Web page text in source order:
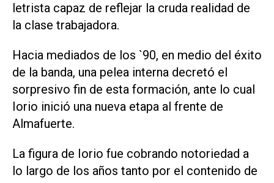
letrista capaz de reflejar la cruda realidad de
la clase trabajadora.
Hacia mediados de los `90, en medio del éxito
de la banda, una pelea interna decretó el
sorpresivo fin de esta formación, ante lo cual
Iorio inició una nueva etapa al frente de
Almafuerte.
La figura de Iorio fue cobrando notoriedad a
lo largo de los años tanto por el contenido de